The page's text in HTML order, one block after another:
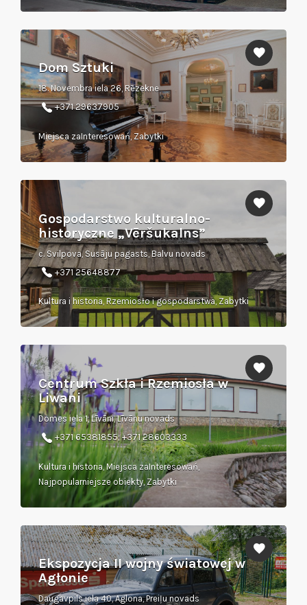
Dom Sztuki
18. Novembra iela 26, Rēzekne
+371 29637905
Miejsca zaInteresowań, Zabytki
Gospodarstwo kulturalno-
historyczne „Vēršukalns”
c. Svilpova, Susāju pagasts, Balvu novads
+371 25648877
Kultura i historia, Rzemiosło i gospodarstwa, Zabytki
Centrum Szkła i Rzemiosła w
Liwani
Domes iela 1, Līvāni, Līvānu novads
+371 65381855; +371 28603333
Kultura i historia, Miejsca zaInteresowań,
Najpopularniejsze obiekty, Zabytki
Ekspozycja II wojny światowej w
Agłonie
Daugavpils iela 40, Aglona, Preiļu novads